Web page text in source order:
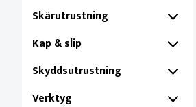
Skärutrustning
Kap & slip
Skyddsutrustning
Verktyg